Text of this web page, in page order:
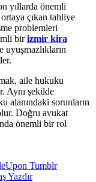
yıllarda önemli
çıkan tahliye
problemleri
birizmir kira
uyuşmazlıkların
aile hukuku
Aynı şekilde
alanındaki sorunların
Doğru avukat
önemli bir rol
Tumblr
Yazdır